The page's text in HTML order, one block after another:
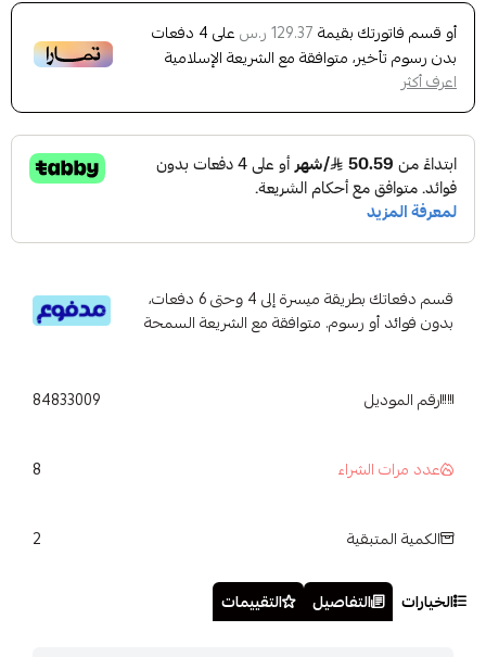
أو قسم فاتورتك بقيمة 129.37 ر.س على4 دفعات
بدون رسوم تأخير، متوافقة مع الشريعة الإسلامية
اعرف أكثر
قسم دفعاتك بطريقة ميسرة إلى 4 وحتى 6 دفعات،
بدون فوائد أو رسوم. متوافقة مع الشريعة السمحة
رقم الموديل 84833009
عدد مرات الشراء 8
الكمية المتبقية 2
الخيارات التفاصيل التقييمات